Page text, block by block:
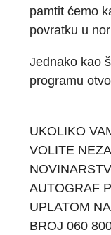
pamtit ćemo
povratku u
Jednako kao
programu
UKOLIKO
VOLITE
AUTOGRAF
UPLATOM
BROJ 060